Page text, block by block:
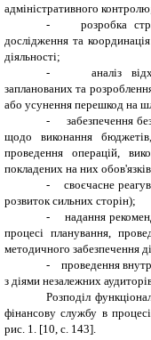
адміністративного
-
розробка
дослідження та
діяльності;
-
аналіз
запланованих та
або усунення перешкод на
-
забезпечення
щодо виконання
проведення операцій,
покладених на них
-
своєчасне
розвиток сильних сторін);
-
надання
процесі планування,
методичного забезпечення
-
проведення
з діями незалежних
Розподіл
фінансову службу в
рис. 1. [10, с. 143].